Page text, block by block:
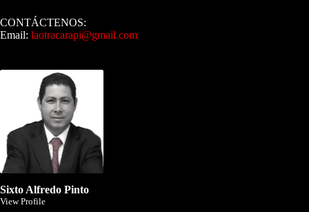
CONTÁCTENOS:
Email: laotracarapi@gmail.com
Sixto Alfredo Pinto
View Profile